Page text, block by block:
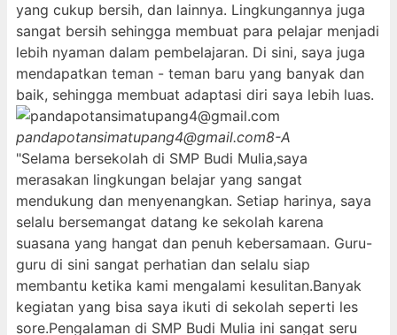
yang cukup bersih, dan lainnya. Lingkungannya juga
sangat bersih sehingga membuat para pelajar menjadi
lebih nyaman dalam pembelajaran. Di sini, saya juga
mendapatkan teman - teman baru yang banyak dan
baik, sehingga membuat adaptasi diri saya lebih luas.
pandapotansimatupang4@gmail.com8-A
"Selama bersekolah di SMP Budi Mulia,saya
merasakan lingkungan belajar yang sangat
mendukung dan menyenangkan. Setiap harinya, saya
selalu bersemangat datang ke sekolah karena
suasana yang hangat dan penuh kebersamaan. Guru-
guru di sini sangat perhatian dan selalu siap
membantu ketika kami mengalami kesulitan.Banyak
kegiatan yang bisa saya ikuti di sekolah seperti les
sore.Pengalaman di SMP Budi Mulia ini sangat seru